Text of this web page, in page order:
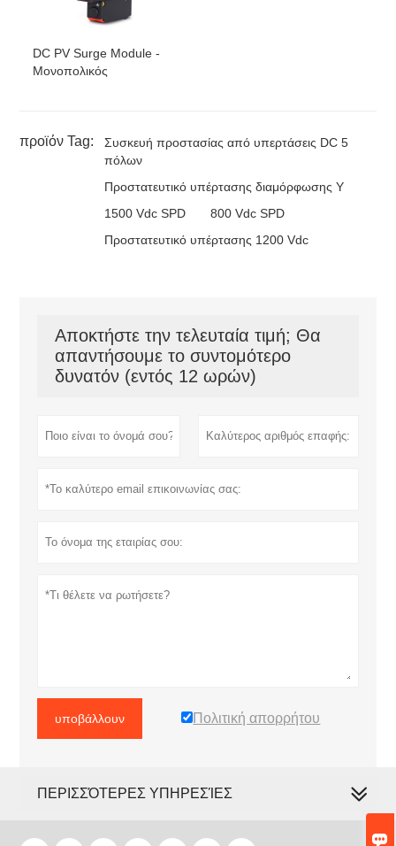

DC PV Surge Module -
Μονοπολικός
προϊόν Tag:
Συσκευή προστασίας από υπερτάσεις DC 5
πόλων
Προστατευτικό υπέρτασης διαμόρφωσης Y
1500 Vdc SPD
800 Vdc SPD
Προστατευτικό υπέρτασης 1200 Vdc
Αποκτήστε την τελευταία τιμή; Θα
απαντήσουμε το συντομότερο
δυνατόν (εντός 12 ωρών)
υποβάλλουν Πολιτική απορρήτου
ΠΕΡΙΣΣΌΤΕΡΕΣ ΥΠΗΡΕΣΊΕΣ